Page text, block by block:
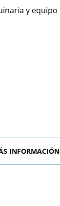
y equipo
INFORMACIÓN